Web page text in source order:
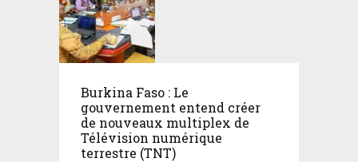
Burkina Faso : Le
gouvernement entend créer
de nouveaux multiplex de
Télévision numérique
terrestre (TNT)